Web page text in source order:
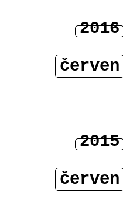
2016
červen
2015
červen